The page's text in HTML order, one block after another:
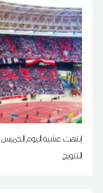
إنتهت عشية اليوم الخميس
التتويج